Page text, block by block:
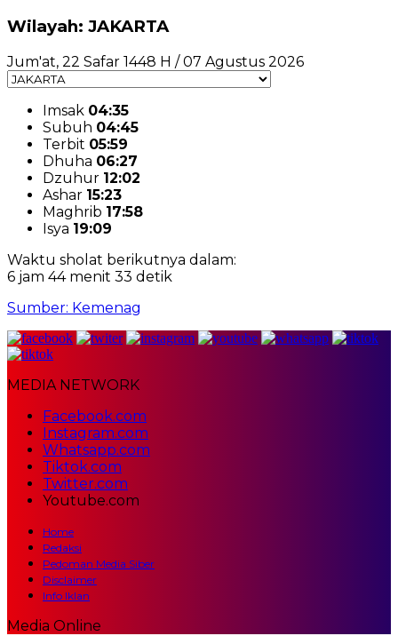
Wilayah: JAKARTA
Jum'at, 22 Safar 1448 H / 07 Agustus 2026
Imsak 04:35
Subuh 04:45
Terbit 05:59
Dhuha 06:27
Dzuhur 12:02
Ashar 15:23
Maghrib 17:58
Isya 19:09
Waktu sholat berikutnya dalam:
6 jam 44 menit 32 detik
Sumber: Kemenag
MEDIA NETWORK
Facebook.com
Instagram.com
Whatsapp.com
Tiktok.com
Twitter.com
Youtube.com
Home
Redaksi
Pedoman Media Siber
Disclaimer
Info Iklan
Media Online